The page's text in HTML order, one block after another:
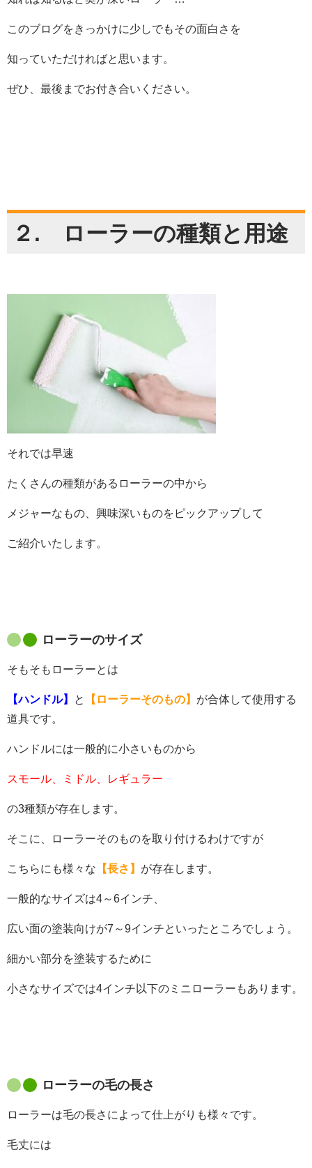
このブログをきっかけに少しでもその面白さを
知っていただければと思います。
ぜひ、最後までお付き合いください。
２. ローラーの種類と用途
それでは早速
たくさんの種類があるローラーの中から
メジャーなもの、興味深いものをピックアップして
ご紹介いたします。
ローラーのサイズ
そもそもローラーとは
【ハンドル】 と 【ローラーそのもの】 が合体して使用する
道具です。
ハンドルには一般的に小さいものから
スモール、ミドル、レギュラー
の3種類が存在します。
そこに、ローラーそのものを取り付けるわけですが
こちらにも様々な 【長さ】 が存在します。
一般的なサイズは4～6インチ、
広い面の塗装向けが7～9インチといったところでしょう。
細かい部分を塗装するために
小さなサイズでは4インチ以下のミニローラーもあります。
ローラーの毛の長さ
ローラーは毛の長さによって仕上がりも様々です。
毛丈には